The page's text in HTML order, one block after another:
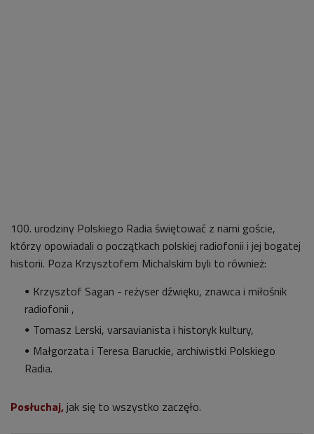
100. urodziny Polskiego Radia świętować z nami goście,
którzy opowiadali o początkach polskiej radiofonii i jej bogatej
historii. Poza Krzysztofem Michalskim byli to również:
Krzysztof Sagan - reżyser dźwięku, znawca i miłośnik
radiofonii ,
Tomasz Lerski, varsavianista i historyk kultury,
Małgorzata i Teresa Baruckie, archiwistki Polskiego
Radia.
Posłuchaj,jak się to wszystko zaczęło.